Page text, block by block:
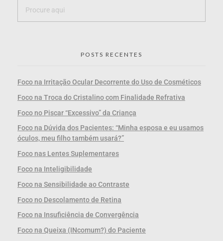
POSTS RECENTES
Foco na Irritação Ocular Decorrente do Uso de Cosméticos
Foco na Troca do Cristalino com Finalidade Refrativa
Foco no Piscar “Excessivo” da Criança
Foco na Dúvida dos Pacientes: “Minha esposa e eu usamos
óculos, meu filho também usará?”
Foco nas Lentes Suplementares
Foco na Inteligibilidade
Foco na Sensibilidade ao Contraste
Foco no Descolamento de Retina
Foco na Insuficiência de Convergência
Foco na Queixa (INcomum?) do Paciente